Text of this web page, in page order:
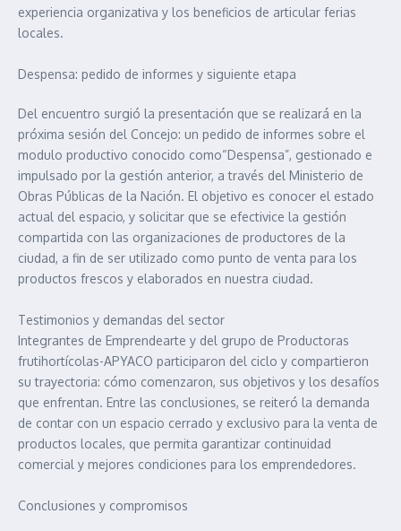
experiencia organizativa y los beneficios de articular ferias
locales.
Despensa: pedido de informes y siguiente etapa
Del encuentro surgió la presentación que se realizará en la
próxima sesión del Concejo: un pedido de informes sobre el
modulo productivo conocido como“Despensa”, gestionado e
impulsado por la gestión anterior, a través del Ministerio de
Obras Públicas de la Nación. El objetivo es conocer el estado
actual del espacio, y solicitar que se efectivice la gestión
compartida con las organizaciones de productores de la
ciudad, a fin de ser utilizado como punto de venta para los
productos frescos y elaborados en nuestra ciudad.
Testimonios y demandas del sector
Integrantes de Emprendearte y del grupo de Productoras
frutihortícolas-APYACO participaron del ciclo y compartieron
su trayectoria: cómo comenzaron, sus objetivos y los desafíos
que enfrentan. Entre las conclusiones, se reiteró la demanda
de contar con un espacio cerrado y exclusivo para la venta de
productos locales, que permita garantizar continuidad
comercial y mejores condiciones para los emprendedores.
Conclusiones y compromisos